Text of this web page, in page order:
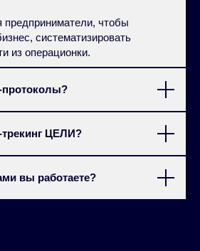
чтобы
систематизировать
из операционки.
протоколы?
трекинг ЦЕЛИ?
вы работаете?